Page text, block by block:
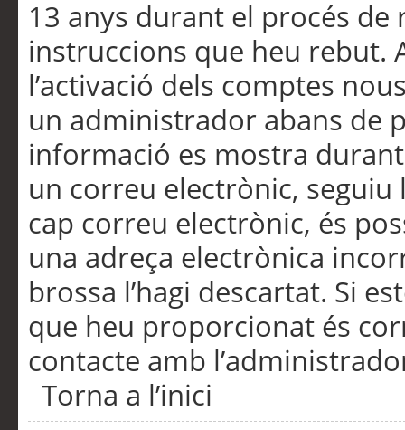
13 anys durant el procés de
instruccions que heu rebut.
l’activació dels comptes
un administrador abans de
informació es mostra
un correu electrònic,
cap correu electrònic, és
una adreça electrònica
brossa l’hagi descartat. Si
que heu proporcionat és
contacte amb
Torna a l’inici